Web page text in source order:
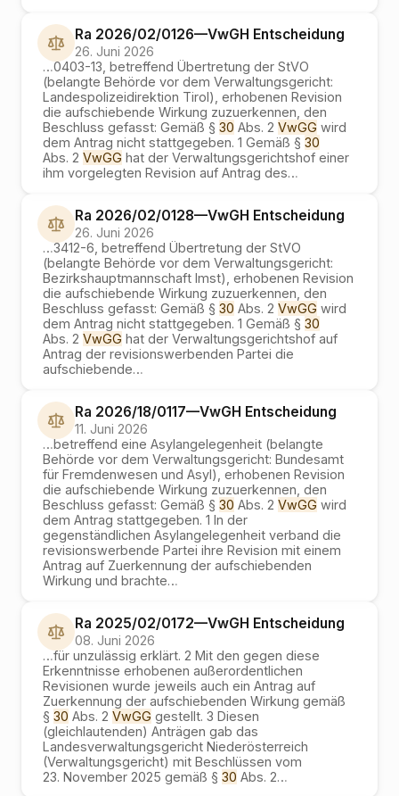
Ra 2026/02/0126—VwGH Entscheidung
26. Juni 2026
…0403-13, betreffend Übertretung der StVO
(belangte Behörde vor dem Verwaltungsgericht:
Landespolizeidirektion Tirol), erhobenen Revision
die aufschiebende Wirkung zuzuerkennen, den
Beschluss gefasst: Gemäß § 30 Abs. 2 VwGG wird
dem Antrag nicht stattgegeben. 1 Gemäß § 30
Abs. 2 VwGG hat der Verwaltungsgerichtshof einer
ihm vorgelegten Revision auf Antrag des…
Ra 2026/02/0128—VwGH Entscheidung
26. Juni 2026
…3412-6, betreffend Übertretung der StVO
(belangte Behörde vor dem Verwaltungsgericht:
Bezirkshauptmannschaft Imst), erhobenen Revision
die aufschiebende Wirkung zuzuerkennen, den
Beschluss gefasst: Gemäß § 30 Abs. 2 VwGG wird
dem Antrag nicht stattgegeben. 1 Gemäß § 30
Abs. 2 VwGG hat der Verwaltungsgerichtshof auf
Antrag der revisionswerbenden Partei die
aufschiebende…
Ra 2026/18/0117—VwGH Entscheidung
11. Juni 2026
…betreffend eine Asylangelegenheit (belangte
Behörde vor dem Verwaltungsgericht: Bundesamt
für Fremdenwesen und Asyl), erhobenen Revision
die aufschiebende Wirkung zuzuerkennen, den
Beschluss gefasst: Gemäß § 30 Abs. 2 VwGG wird
dem Antrag stattgegeben. 1 In der
gegenständlichen Asylangelegenheit verband die
revisionswerbende Partei ihre Revision mit einem
Antrag auf Zuerkennung der aufschiebenden
Wirkung und brachte…
Ra 2025/02/0172—VwGH Entscheidung
08. Juni 2026
…für unzulässig erklärt. 2 Mit den gegen diese
Erkenntnisse erhobenen außerordentlichen
Revisionen wurde jeweils auch ein Antrag auf
Zuerkennung der aufschiebenden Wirkung gemäß
§ 30 Abs. 2 VwGG gestellt. 3 Diesen
(gleichlautenden) Anträgen gab das
Landesverwaltungsgericht Niederösterreich
(Verwaltungsgericht) mit Beschlüssen vom
23. November 2025 gemäß § 30 Abs. 2…